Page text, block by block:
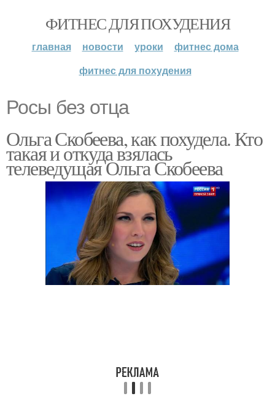
ФИТНЕС ДЛЯ ПОХУДЕНИЯ
главная новости уроки
фитнес дома
фитнес для похудения
Росы без отца
Ольга Скобеева, как похудела. Кто
такая и откуда взялась
телеведущая Ольга Скобеева